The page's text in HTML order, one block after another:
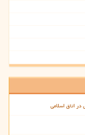
در اتاق اسلامی